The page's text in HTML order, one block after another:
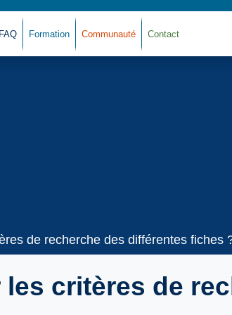
FAQ Formation Communauté Contact
de recherche des différentes fiches
critères de